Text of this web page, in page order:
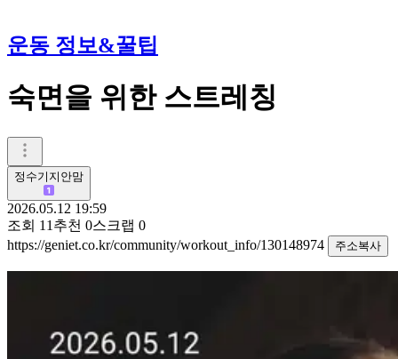
운동 정보&꿀팁
숙면을 위한 스트레칭
정수기지안맘
2026.05.12 19:59
조회 11 추천 0스크랩 0
https://geniet.co.kr/community/workout_info/130148974
주소복사